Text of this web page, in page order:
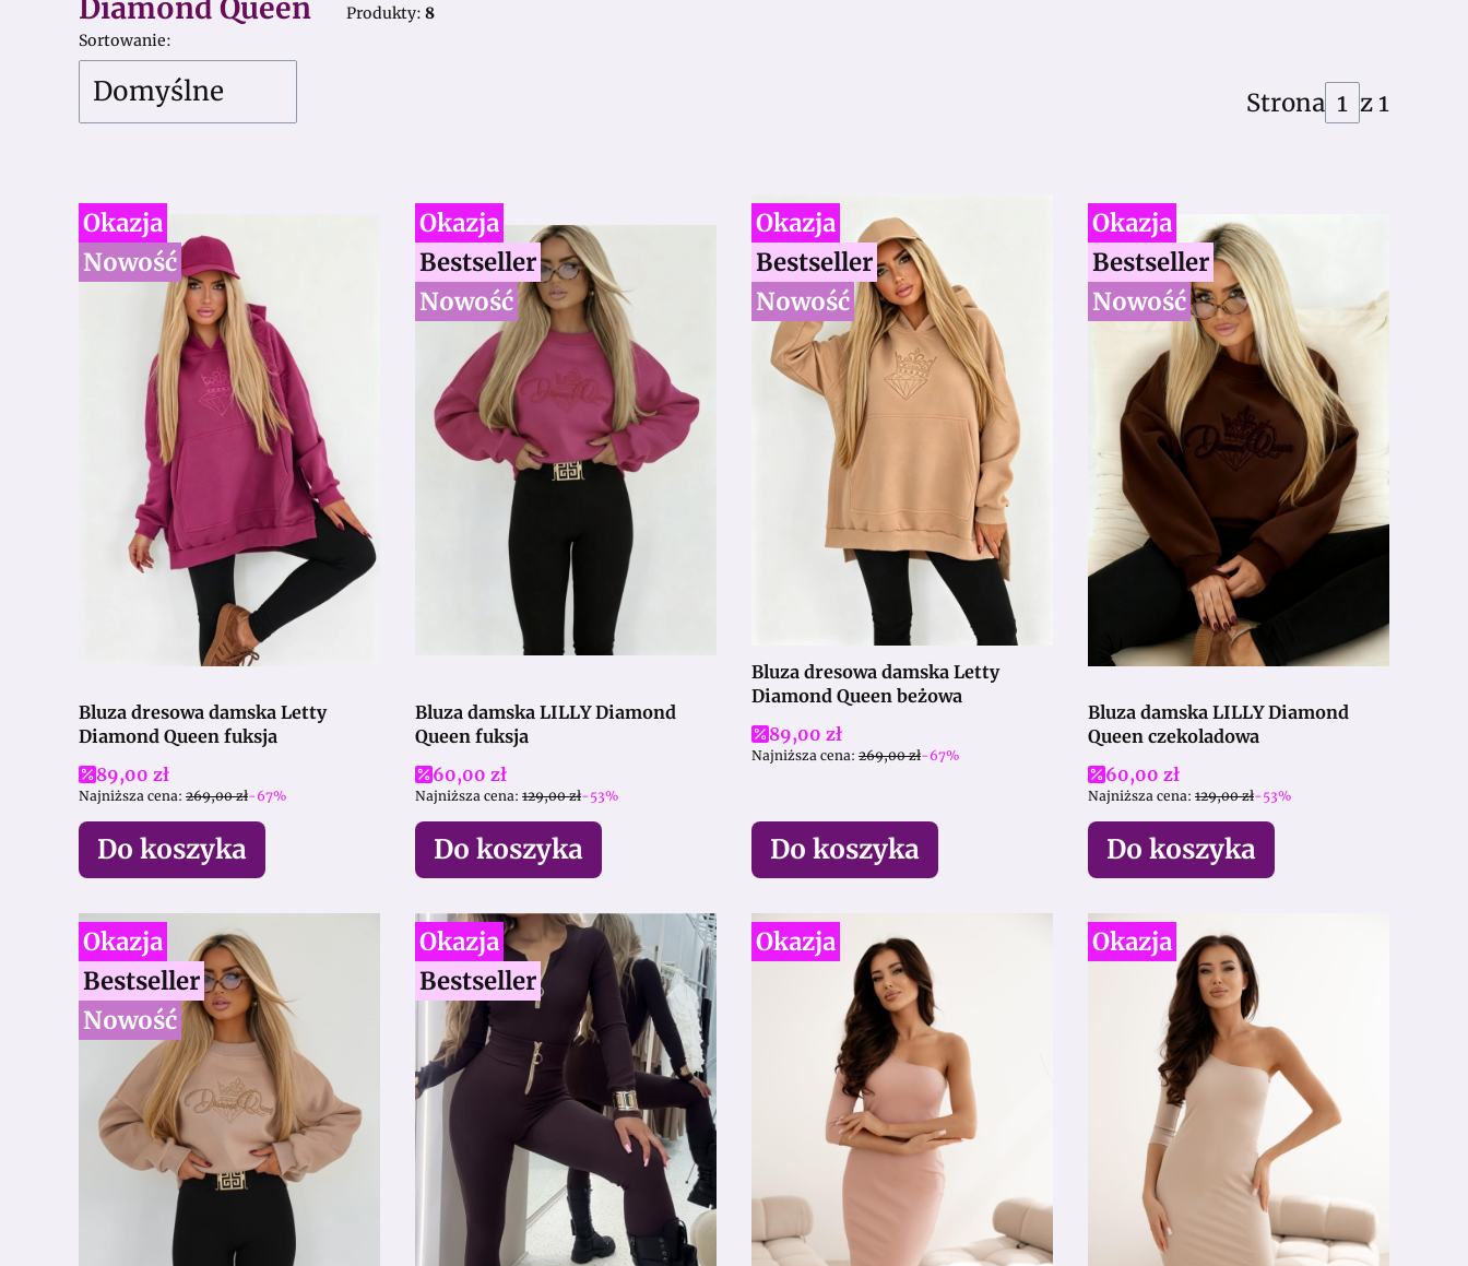
Diamond Queen Produkty: 8
Lista produktów
Sortowanie:
Domyślne Strona z 1
Okazja
Nowość
Bluza dresowa damska Letty
Diamond Queen fuksja
Cena promocyjna
89,00 zł
Najniższa cena: 269,00 zł-67%
Do koszyka
Okazja
Bestseller
Nowość
Bluza damska LILLY Diamond
Queen fuksja
Cena promocyjna
60,00 zł
Najniższa cena: 129,00 zł-53%
Do koszyka
Okazja
Bestseller
Nowość
Bluza dresowa damska Letty
Diamond Queen beżowa
Cena promocyjna
89,00 zł
Najniższa cena: 269,00 zł-67%
Do koszyka
Okazja
Bestseller
Nowość
Bluza damska LILLY Diamond
Queen czekoladowa
Cena promocyjna
60,00 zł
Najniższa cena: 129,00 zł-53%
Do koszyka
Okazja
Bestseller
Nowość
Okazja
Bestseller
Okazja Okazja